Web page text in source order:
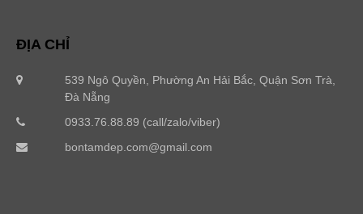
ĐỊA CHỈ
539 Ngô Quyền, Phường An Hải Bắc, Quận Sơn Trà,
Đà Nẵng
0933.76.88.89 (call/zalo/viber)
bontamdep.com@gmail.com